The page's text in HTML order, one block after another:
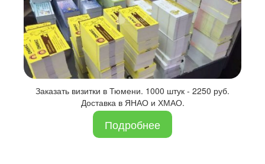
Заказать визитки в Тюмени. 1000 штук - 2250 руб.
Доставка в ЯНАО и ХМАО.
Подробнее